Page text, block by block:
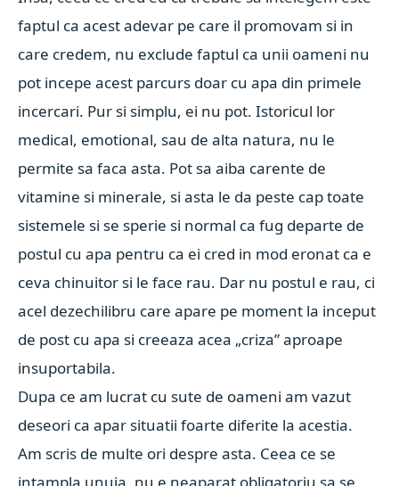
faptul ca acest adevar pe care il promovam si in
care credem, nu exclude faptul ca unii oameni nu
pot incepe acest parcurs doar cu apa din primele
incercari. Pur si simplu, ei nu pot. Istoricul lor
medical, emotional, sau de alta natura, nu le
permite sa faca asta. Pot sa aiba carente de
vitamine si minerale, si asta le da peste cap toate
sistemele si se sperie si normal ca fug departe de
postul cu apa pentru ca ei cred in mod eronat ca e
ceva chinuitor si le face rau. Dar nu postul e rau, ci
acel dezechilibru care apare pe moment la inceput
de post cu apa si creeaza acea „criza” aproape
insuportabila.
Dupa ce am lucrat cu sute de oameni am vazut
deseori ca apar situatii foarte diferite la acestia.
Am scris de multe ori despre asta. Ceea ce se